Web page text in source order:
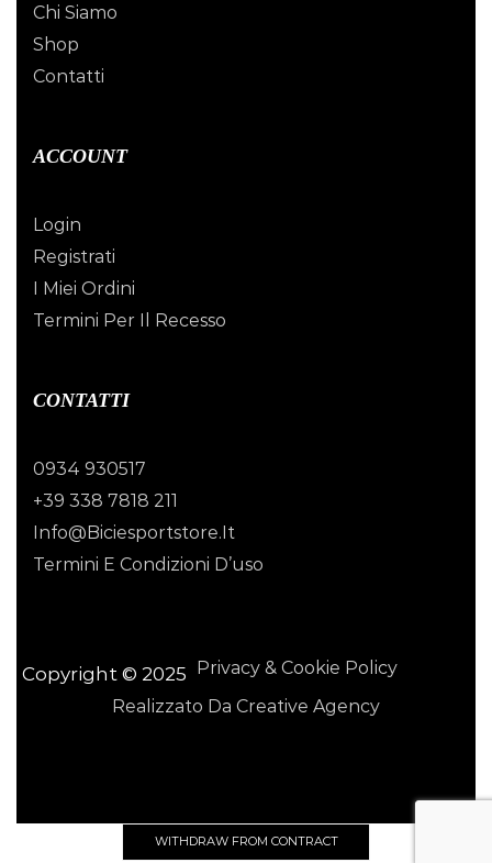
Chi Siamo
Shop
Contatti
ACCOUNT
Login
Registrati
I Miei Ordini
Termini Per Il Recesso
CONTATTI
0934 930517
+39 338 7818 211
Info@biciesportstore.it
Termini E Condizioni D’uso
Copyright © 2025
Privacy & Cookie Policy
Realizzato Da Creative Agency
WITHDRAW FROM CONTRACT